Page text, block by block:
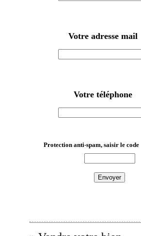
Votre adresse mail
Votre téléphone
Protection anti-spam, saisir le code